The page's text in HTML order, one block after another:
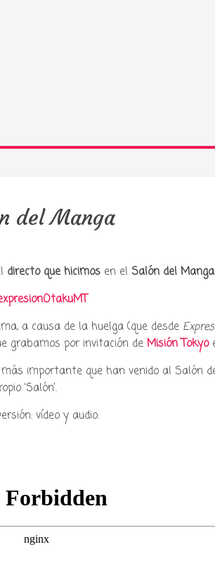
del Manga
directo que hicimos en el Salón del
a causa de la huelga (que desde
grabamos por invitación de Misión Tokyo
importante que han venido al Salón
‘Salón’.
vídeo y audio.